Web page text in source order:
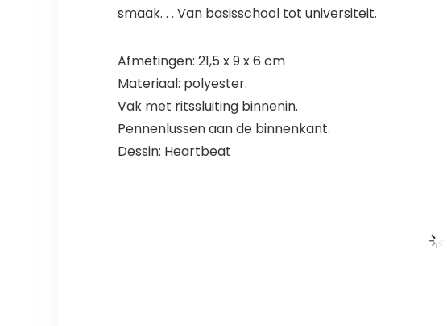
smaak. . . Van basisschool tot universiteit.
Afmetingen: 21,5 x 9 x 6 cm
Materiaal: polyester.
Vak met ritssluiting binnenin.
Pennenlussen aan de binnenkant.
Dessin: Heartbeat